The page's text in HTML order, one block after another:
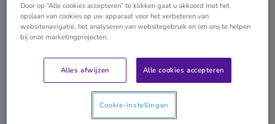
Persona Accountants - Roeselare
Roeselare
Lees meer
Door op “Alle cookies accepteren” te klikken gaat u akkoord met het
opslaan van cookies op uw apparaat voor het verbeteren van
websitenavigatie, het analyseren van websitegebruik en om ons te helpen
bij onze marketingprojecten.
Alles afwijzen Alle cookies accepteren
Cookie-instellingen